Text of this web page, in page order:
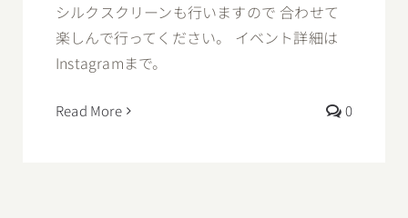
シルクスクリーンも行いますので 合わせて
楽しんで行ってください。 イベント詳細は
Instagramまで。
Read More 0